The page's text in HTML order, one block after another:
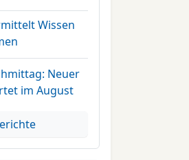
Wissen
Neuer
im August